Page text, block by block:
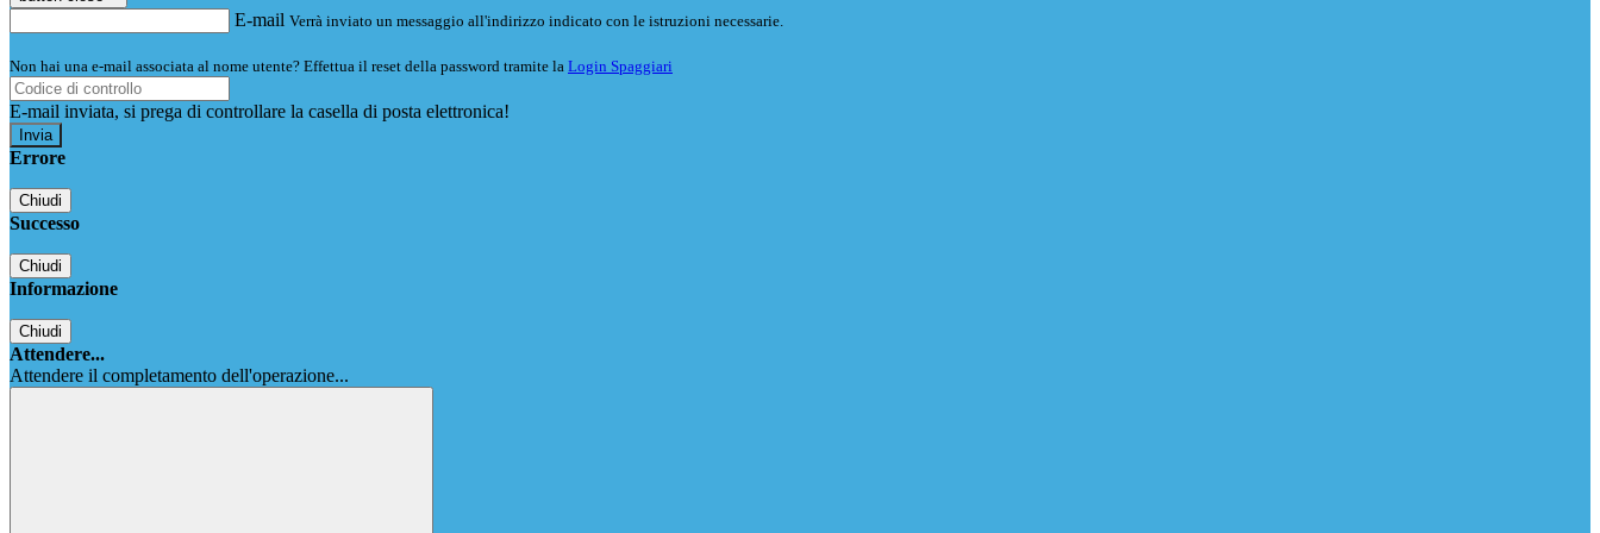
E-mail Verrà inviato un messaggio all'indirizzo indicato con le istruzioni necessarie.
Non hai una e-mail associata al nome utente? Effettua il reset della password tramite la Login Spaggiari
E-mail inviata, si prega di controllare la casella di posta elettronica!
Errore
Chiudi
Successo
Chiudi
Informazione
Chiudi
Attendere...
Attendere il completamento dell'operazione...